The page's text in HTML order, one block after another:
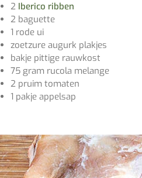
2 Iberico ribben
2 baguette
1 rode ui
zoetzure augurk plakjes
bakje pittige rauwkost
75 gram rucola melange
2 pruim tomaten
1 pakje appelsap